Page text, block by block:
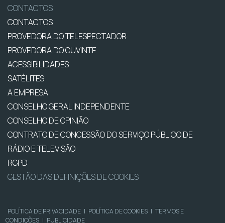
CONTACTOS
CONTACTOS
PROVEDORA DO TELESPECTADOR
PROVEDORA DO OUVINTE
ACESSIBILIDADES
SATÉLITES
A EMPRESA
CONSELHO GERAL INDEPENDENTE
CONSELHO DE OPINIÃO
CONTRATO DE CONCESSÃO DO SERVIÇO PÚBLICO DE
RÁDIO E TELEVISÃO
RGPD
GESTÃO DAS DEFINIÇÕES DE COOKIES
POLÍTICA DE PRIVACIDADE | POLÍTICA DE COOKIES | TERMOS E
CONDIÇÕES | PUBLICIDADE